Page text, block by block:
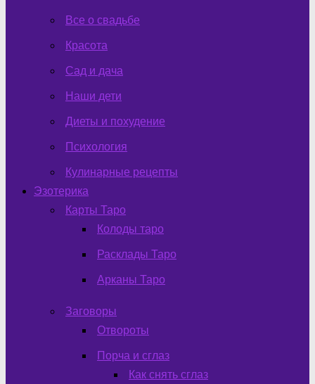
Все о свадьбе
Красота
Сад и дача
Наши дети
Диеты и похудение
Психология
Кулинарные рецепты
Эзотерика
Карты Таро
Колоды таро
Расклады Таро
Арканы Таро
Заговоры
Отвороты
Порча и сглаз
Как снять сглаз